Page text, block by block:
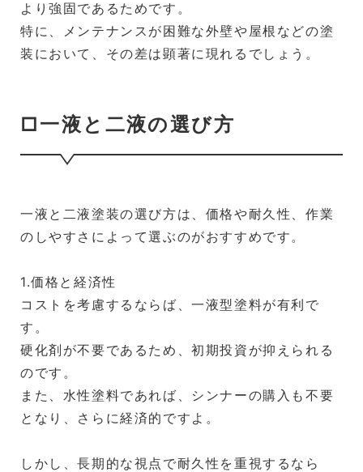
より強固であるためです。
特に、メンテナンスが困難な外壁や屋根などの塗
装において、その差は顕著に現れるでしょう。
□一液と二液の選び方
一液と二液塗装の選び方は、価格や耐久性、作業
のしやすさによって選ぶのがおすすめです。
1.価格と経済性
コストを考慮するならば、一液型塗料が有利で
す。
硬化剤が不要であるため、初期投資が抑えられる
のです。
また、水性塗料であれば、シンナーの購入も不要
となり、さらに経済的ですよ。
しかし、長期的な視点で耐久性を重視するなら